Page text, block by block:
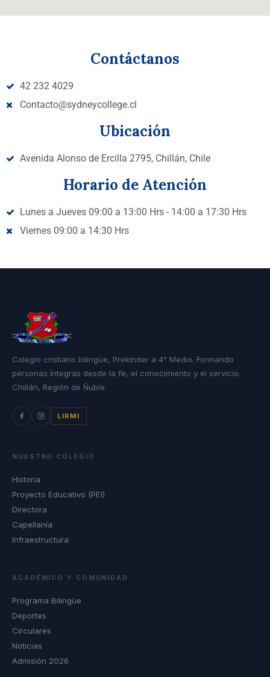
Contáctanos
42 232 4029
Contacto@sydneycollege.cl
Ubicación
Avenida Alonso de Ercilla 2795, Chillán, Chile
Horario de Atención
Lunes a Jueves 09:00 a 13:00 Hrs - 14:00 a 17:30 Hrs
Viernes 09:00 a 14:30 Hrs
Colegio cristiano bilingüe, Prekinder a 4° Medio. Formando
personas íntegras desde la fe, el conocimiento y el servicio.
Chillán, Región de Ñuble.
LIRMI
NUESTRO COLEGIO
Historia
Proyecto Educativo (PEI)
Directora
Capellanía
Infraestructura
ACADÉMICO Y COMUNIDAD
Programa Bilingüe
Deportes
Circulares
Noticias
Admisión 2026